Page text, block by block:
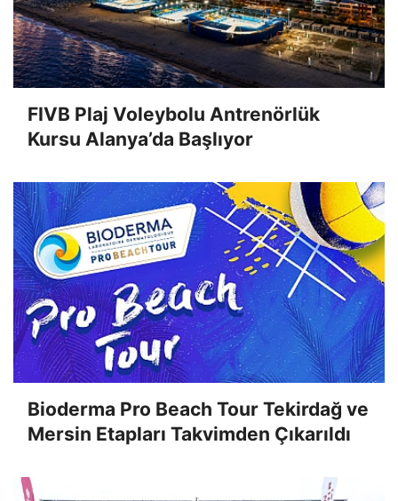
FIVB Plaj Voleybolu Antrenörlük
Kursu Alanya’da Başlıyor
Bioderma Pro Beach Tour Tekirdağ ve
Mersin Etapları Takvimden Çıkarıldı